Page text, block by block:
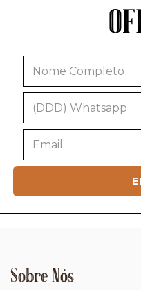
Sobre Nós